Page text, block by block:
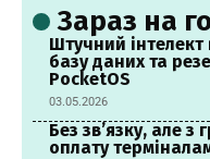
Зараз на
Штучний
базу даних та
PocketOS
03.05.2026
Без зв’язку, але з
оплату